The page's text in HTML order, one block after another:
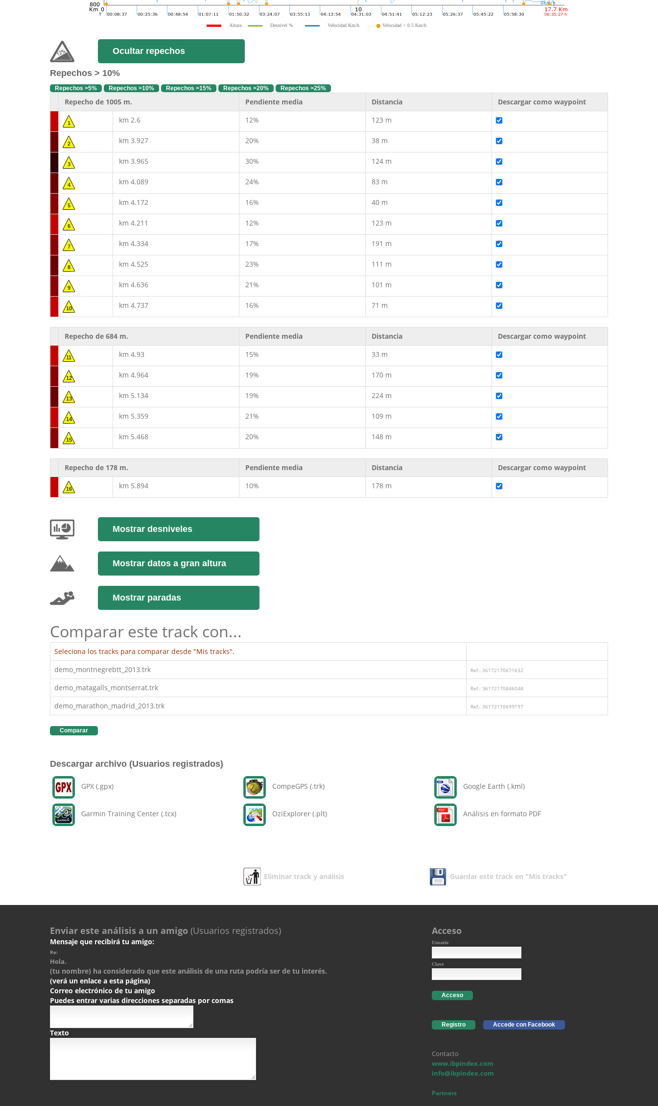
Altura Desnivel % Velocidad Km/h Velocidad < 0.5 Km/h
Ocultar repechos
Repechos > 10%
Repechos >5% Repechos >10% Repechos >15% Repechos >20% Repechos >25%
Repecho de 1005 m. Pendiente media Distancia Descargar como waypoint
1 km 2.6 12% 123 m
2 km 3.927 20% 38 m
3 km 3.965 30% 124 m
4 km 4.089 24% 83 m
5 km 4.172 16% 40 m
6 km 4.211 12% 123 m
7 km 4.334 17% 191 m
8 km 4.525 23% 111 m
9 km 4.636 21% 101 m
10 km 4.737 16% 71 m
Repecho de 684 m. Pendiente media Distancia Descargar como waypoint
11 km 4.93 15% 33 m
12 km 4.964 19% 170 m
13 km 5.134 19% 224 m
14 km 5.359 21% 109 m
15 km 5.468 20% 148 m
Repecho de 178 m. Pendiente media Distancia Descargar como waypoint
16 km 5.894 10% 178 m
Mostrar desniveles
Mostrar datos a gran altura
Mostrar paradas
Comparar este track con...
Seleciona los tracks para comparar desde "Mis tracks".
demo_montnegrebtt_2013.trk
Ref.: 36172170671632
demo_matagalls_montserrat.trk Ref.: 36172170846048
demo_marathon_madrid_2013.trk Ref.: 36172170699197
Comparar
Descargar archivo (Usuarios registrados)
GPX (.gpx)
Garmin Training Center (.tcx)
CompeGPS (.trk)
OziExplorer (.plt)
Google Earth (.kml)
Análisis en formato PDF
Eliminar track y análisis Guardar este track en "Mis tracks"
Enviar este análisis a un amigo (Usuarios registrados)
Mensaje que recibirá tu amigo:
Re:
Hola.
(tu nombre) ha considerado que este análisis de una ruta podría ser de tu interés.
(verá un enlace a esta página)
Correo electrónico de tu amigo
Puedes entrar varias direcciones separadas por comas
Texto
Acceso
Usuario
Clave
Acceso
Registro Accede con Facebook
Contacto
www.ibpindex.com
info@ibpindex.com
Partners